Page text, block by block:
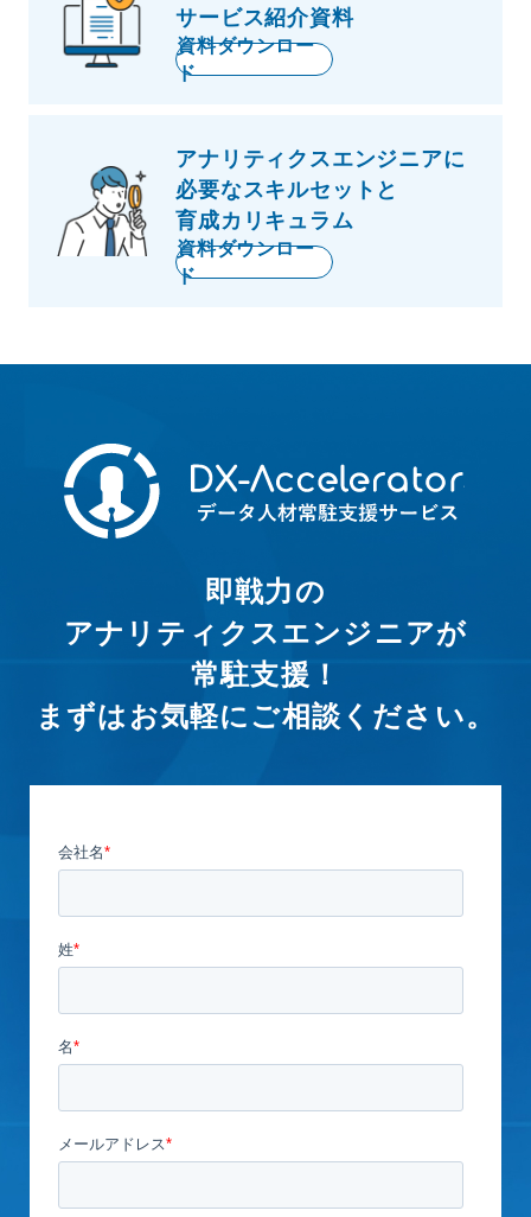
サービス紹介資料
資料ダウンロー
ド
アナリティクスエンジニアに
必要なスキルセットと
育成カリキュラム
資料ダウンロー
ド
即戦力の
アナリティクスエンジニアが
常駐支援！
まずはお気軽にご相談ください。